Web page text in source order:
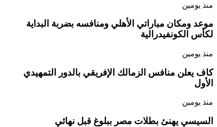
منذ يومين
موعد ومكان مباراتي الأهلي ومنافسه بضربة البداية
لكأس الكونفيدرالية
منذ يومين
كاف يعلن منافس الزمالك الإفريقي بالدور التمهيدي
الأول
منذ يومين
السيسي يهنئ بطلات مصر ببلوغ قبل نهائي